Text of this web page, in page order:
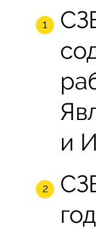
и